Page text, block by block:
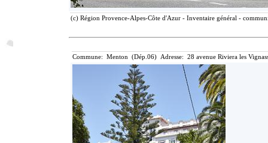
(c) Région Provence-Alpes-Côte d'Azur - Inventaire général -
Commune: Menton (Dép.06) Adresse: 28 avenue Riviera les